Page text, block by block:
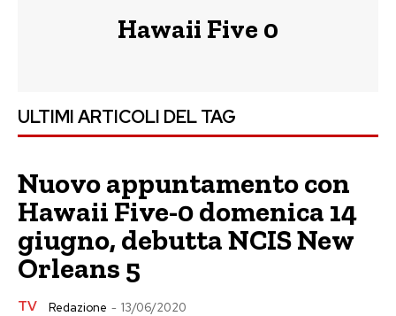
Hawaii Five 0
ULTIMI ARTICOLI DEL TAG
Nuovo appuntamento con
Hawaii Five-0 domenica 14
giugno, debutta NCIS New
Orleans 5
TV Redazione - 13/06/2020